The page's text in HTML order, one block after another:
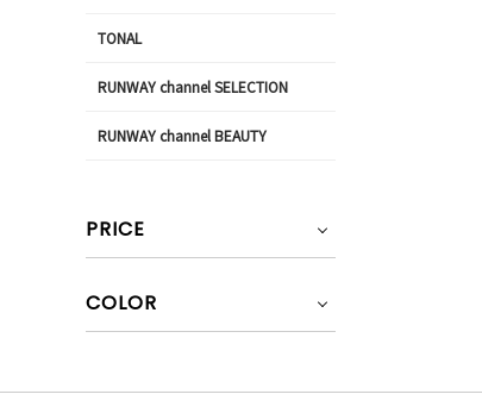
TONAL
RUNWAY channel SELECTION
RUNWAY channel BEAUTY
PRICE
COLOR